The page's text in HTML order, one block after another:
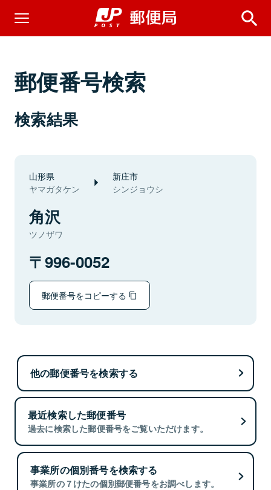
郵便番号検索
検索結果
山形県
ヤマガタケン
新庄市
シンジョウシ
角沢
ツノザワ
996-0052
郵便番号をコピーする
他の郵便番号を検索する
最近検索した郵便番号
過去に検索した郵便番号をご覧いただけます。
事業所の個別番号を検索する
事業所の７けたの個別郵便番号をお調べします。